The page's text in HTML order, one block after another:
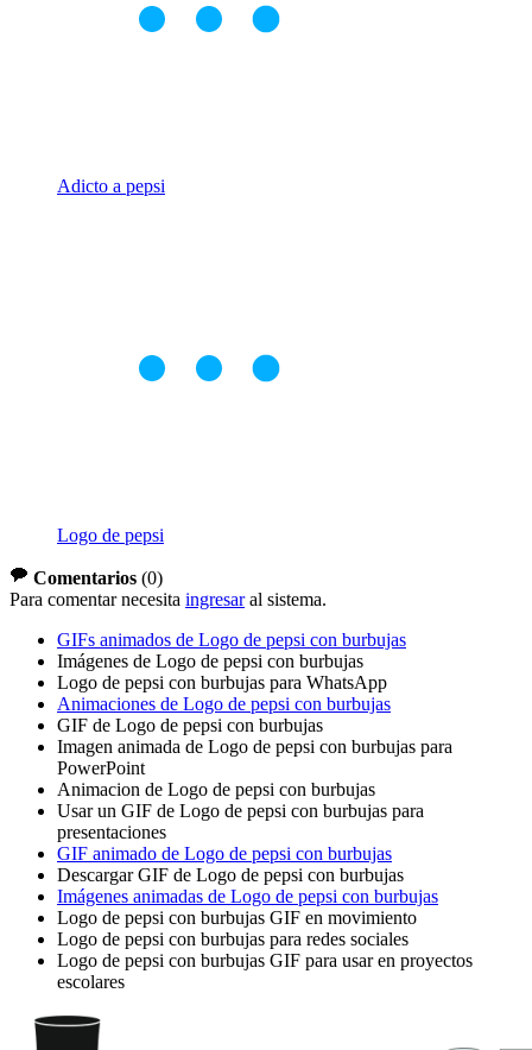
Adicto a pepsi
Logo de pepsi
Comentarios (0)
Para comentar necesita ingresaral sistema.
GIFs animados de Logo de pepsi con burbujas
Imágenes de Logo de pepsi con burbujas
Logo de pepsi con burbujas para WhatsApp
Animaciones de Logo de pepsi con burbujas
GIF de Logo de pepsi con burbujas
Imagen animada de Logo de pepsi con burbujas para
PowerPoint
Animacion de Logo de pepsi con burbujas
Usar un GIF de Logo de pepsi con burbujas para
presentaciones
GIF animado de Logo de pepsi con burbujas
Descargar GIF de Logo de pepsi con burbujas
Imágenes animadas de Logo de pepsi con burbujas
Logo de pepsi con burbujas GIF en movimiento
Logo de pepsi con burbujas para redes sociales
Logo de pepsi con burbujas GIF para usar en proyectos
escolares